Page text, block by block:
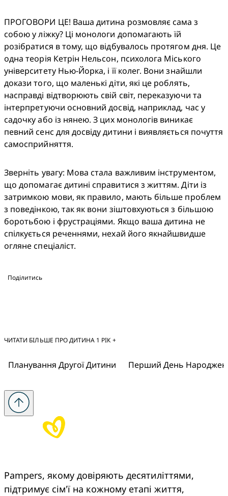
ПРОГОВОРИ ЦЕ! Ваша дитина розмовляє сама з
собою у ліжку? Ці монологи допомагають їй
розібратися в тому, що відбувалось протягом дня. Це
одна теорія Кетрін Нельсон, психолога Міського
університету Нью-Йорка, і її колег. Вони знайшли
докази того, що маленькі діти, які це роблять,
насправді відтворюють свій світ, переказуючи та
інтерпретуючи основний досвід, наприклад, час у
садочку або із нянею. З цих монологів виникає
певний сенс для досвіду дитини і виявляється почуття
самосприйняття.
Зверніть увагу: Мова стала важливим інструментом,
що допомагає дитині справитися з життям. Діти із
затримкою мови, як правило, мають більше проблем
з поведінкою, так як вони зіштовхуються з більшою
боротьбою і фрустраціями. Якщо ваша дитина не
спілкується реченнями, нехай його якнайшвидше
огляне спеціаліст.
Поділитись
ЧИТАТИ БІЛЬШЕ ПРО ДИТИНА 1 РІК +
Планування Другої Дитини Перший День
Pampers, якому довіряють десятиліттями,
підтримує сім'ї на кожному етапі життя,